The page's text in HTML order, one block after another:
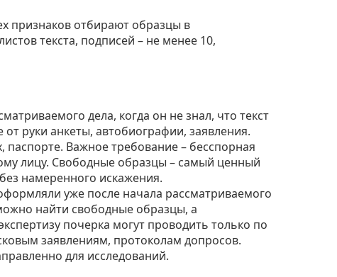
признаков отбирают образцы в
текста, подписей – не менее 10,
дела, когда он не знал, что текст
руки анкеты, автобиографии, заявления.
Важное требование – бесспорная
лицу. Свободные образцы – самый ценный
намеренного искажения.
уже после начала рассматриваемого
найти свободные образцы, а
почерка могут проводить только по
заявлениям, протоколам допросов.
для исследований.